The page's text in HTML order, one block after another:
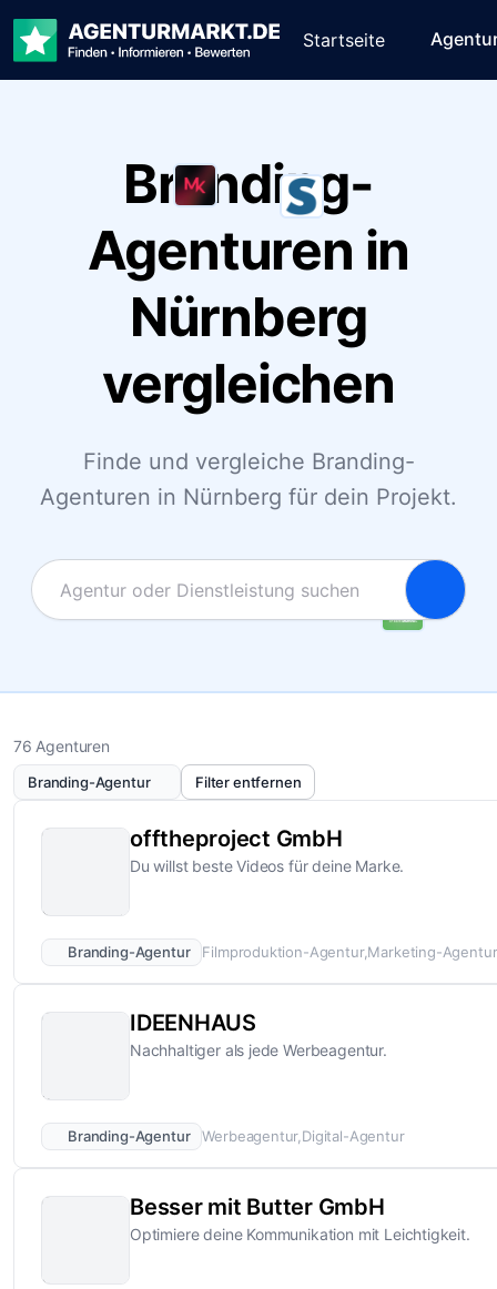
Startseite
Branding-
Agenturen in
Nürnberg
vergleichen
Finde und vergleiche Branding-
Agenturen in Nürnberg für dein Projekt.
76 Agenturen
Branding-Agentur Filter entfernen
offtheproject GmbH
Du willst beste Videos für deine Marke.
Branding-Agentur Filmproduktion-Agentur Marketing-Agentur
IDEENHAUS
Nachhaltiger als jede Werbeagentur.
Branding-Agentur Werbeagentur Digital-Agentur
Besser mit Butter GmbH
Optimiere deine Kommunikation mit Leichtigkeit.